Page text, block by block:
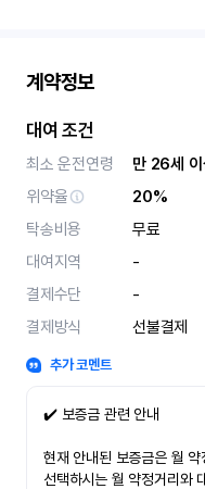
계약정보
대여 조건
최소 운전연령
만 26세 이
위약율
20%
탁송비용
무료
대여지역
-
결제수단
-
결제방식
선불결제
추가 코멘트
✔️ 보증금 관련 안내
현재 안내된 보증금은 월
선택하시는 월 약정거리와